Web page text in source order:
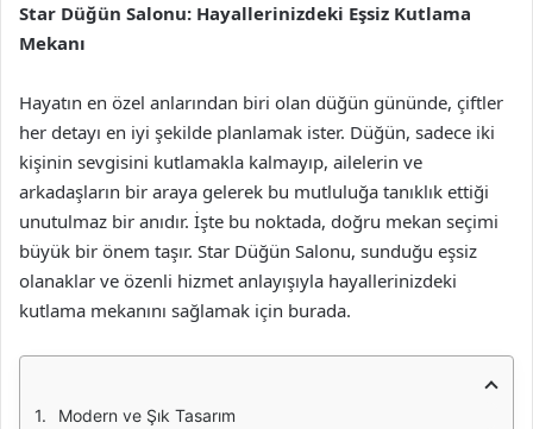
Star Düğün Salonu: Hayallerinizdeki Eşsiz Kutlama
Mekanı
Hayatın en özel anlarından biri olan düğün gününde, çiftler
her detayı en iyi şekilde planlamak ister. Düğün, sadece iki
kişinin sevgisini kutlamakla kalmayıp, ailelerin ve
arkadaşların bir araya gelerek bu mutluluğa tanıklık ettiği
unutulmaz bir anıdır. İşte bu noktada, doğru mekan seçimi
büyük bir önem taşır. Star Düğün Salonu, sunduğu eşsiz
olanaklar ve özenli hizmet anlayışıyla hayallerinizdeki
kutlama mekanını sağlamak için burada.
Modern ve Şık Tasarım